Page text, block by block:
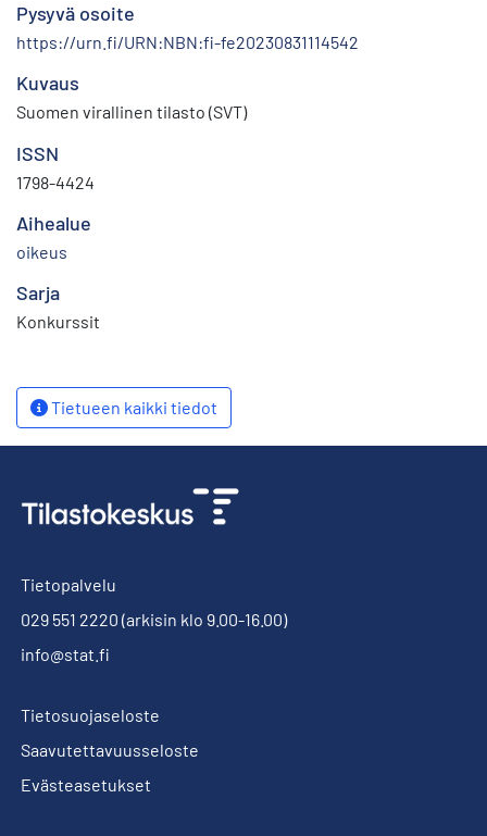
Pysyvä osoite
https://urn.fi/URN:NBN:fi-fe20230831114542
Kuvaus
Suomen virallinen tilasto (SVT)
ISSN
1798-4424
Aihealue
oikeus
Sarja
Konkurssit
Tietueen kaikki tiedot
Tietopalvelu
029 551 2220 (arkisin klo 9.00-16.00)
info@stat.fi
Tietosuojaseloste
Saavutettavuusseloste
Evästeasetukset